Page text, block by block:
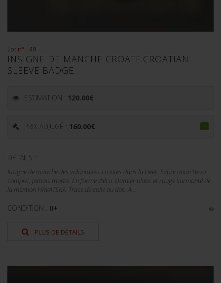
Lot n° : 49
INSIGNE DE MANCHE CROATE.CROATIAN
SLEEVE BADGE.
ESTIMATION : 120.00€
PRIX ADJUGÉ : 160.00€
DÉTAILS :
Insigne de manche des volontaires croates dans la Heer. Fabrication Bevo,
complet, jamais monté. En forme d'écu. Damier blanc et rouge surmonté de
la mention HRVATSKA. Trace de colle au dos. A...
CONDITION : II+
PLUS DE DÉTAILS